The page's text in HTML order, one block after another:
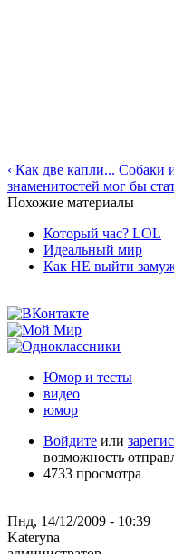
‹ Как две капли... Собаки
знаменитостей мог бы
Похожие материалы
Который час? LOL
Идеальный мир
Как НЕ выйти замуж
Юмор и тесты
видео
юмор
Войдите или
возможность
4733 просмотра
Пнд, 14/12/2009 - 10:39
Kateryna